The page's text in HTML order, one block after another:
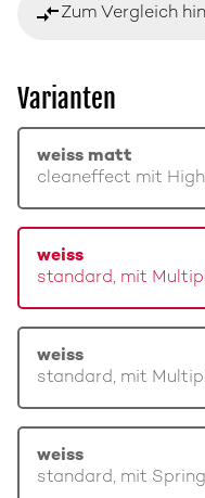
compare_arrowsZum Vergleich
Varianten
weiss matt
cleaneffect mit High
weiss
standard, mit
weiss
standard, mit
weiss
standard, mit